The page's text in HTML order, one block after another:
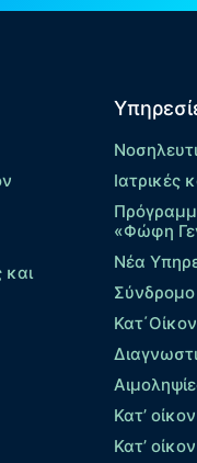
Ιατρικές
«Φώφη
Νέα
Κατ’
Κατ’